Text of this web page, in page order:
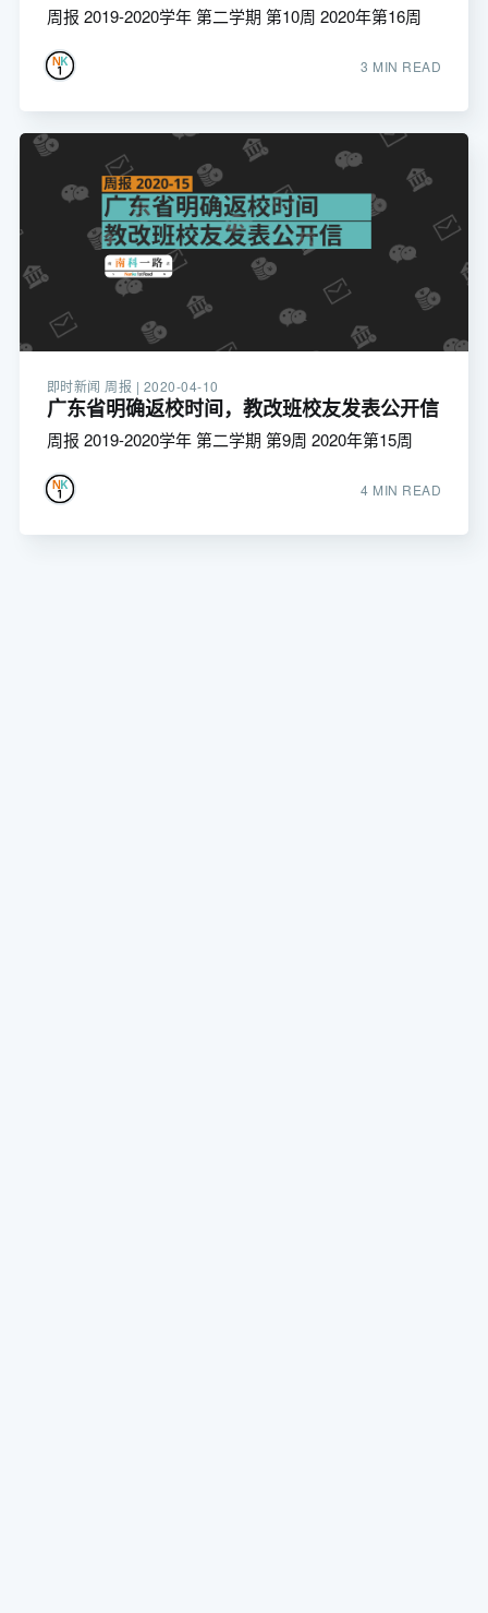
周报 2019-2020学年 第二学期 第10周 2020年第16周
3 MIN READ
即时新闻 周报 | 2020-04-10
广东省明确返校时间，教改班校友发表公开信
周报 2019-2020学年 第二学期 第9周 2020年第15周
4 MIN READ